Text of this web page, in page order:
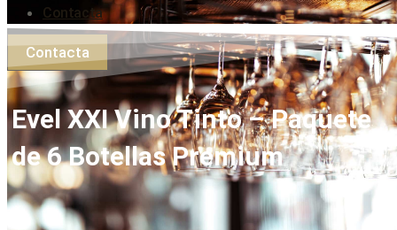
Contacta
Contacta
Evel XXI Vino Tinto – Paquete
de 6 Botellas Premium